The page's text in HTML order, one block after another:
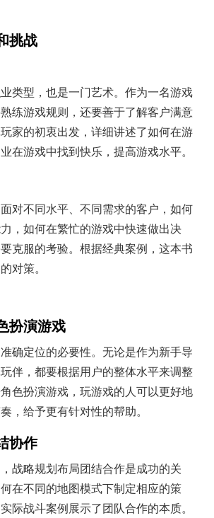
挑战
类型，也是一门艺术。作为一名游戏
练游戏规则，还要善于了解客户满意
家的初衷出发，详细讲述了如何在游
在游戏中找到快乐，提高游戏水平。
对不同水平、不同需求的客户，如何
，如何在繁忙的游戏中快速做出决
克服的考验。根据经典案例，这本书
对策。
扮演游戏
确定位的必要性。无论是作为新手导
伴，都要根据用户的整体水平来调整
色扮演游戏，玩游戏的人可以更好地
，给予更有针对性的帮助。
协作
战略规划布局团结合作是成功的关
在不同的地图模式下制定相应的策
际战斗案例展示了团队合作的本质。